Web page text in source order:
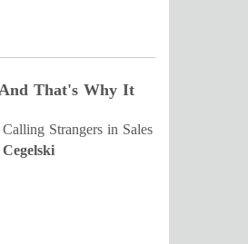
That's Why It
Strangers in Sales